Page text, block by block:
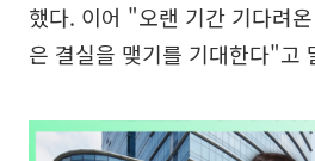
했다. 이어 "오랜 기간 기다려
은 결실을 맺기를 기대한다"고